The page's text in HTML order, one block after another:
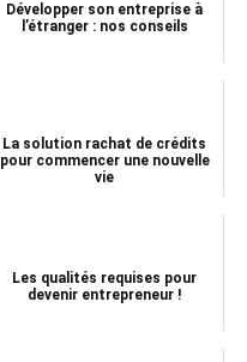
Développer son entreprise à
l’étranger : nos conseils
La solution rachat de crédits
pour commencer une nouvelle
vie
Les qualités requises pour
devenir entrepreneur !